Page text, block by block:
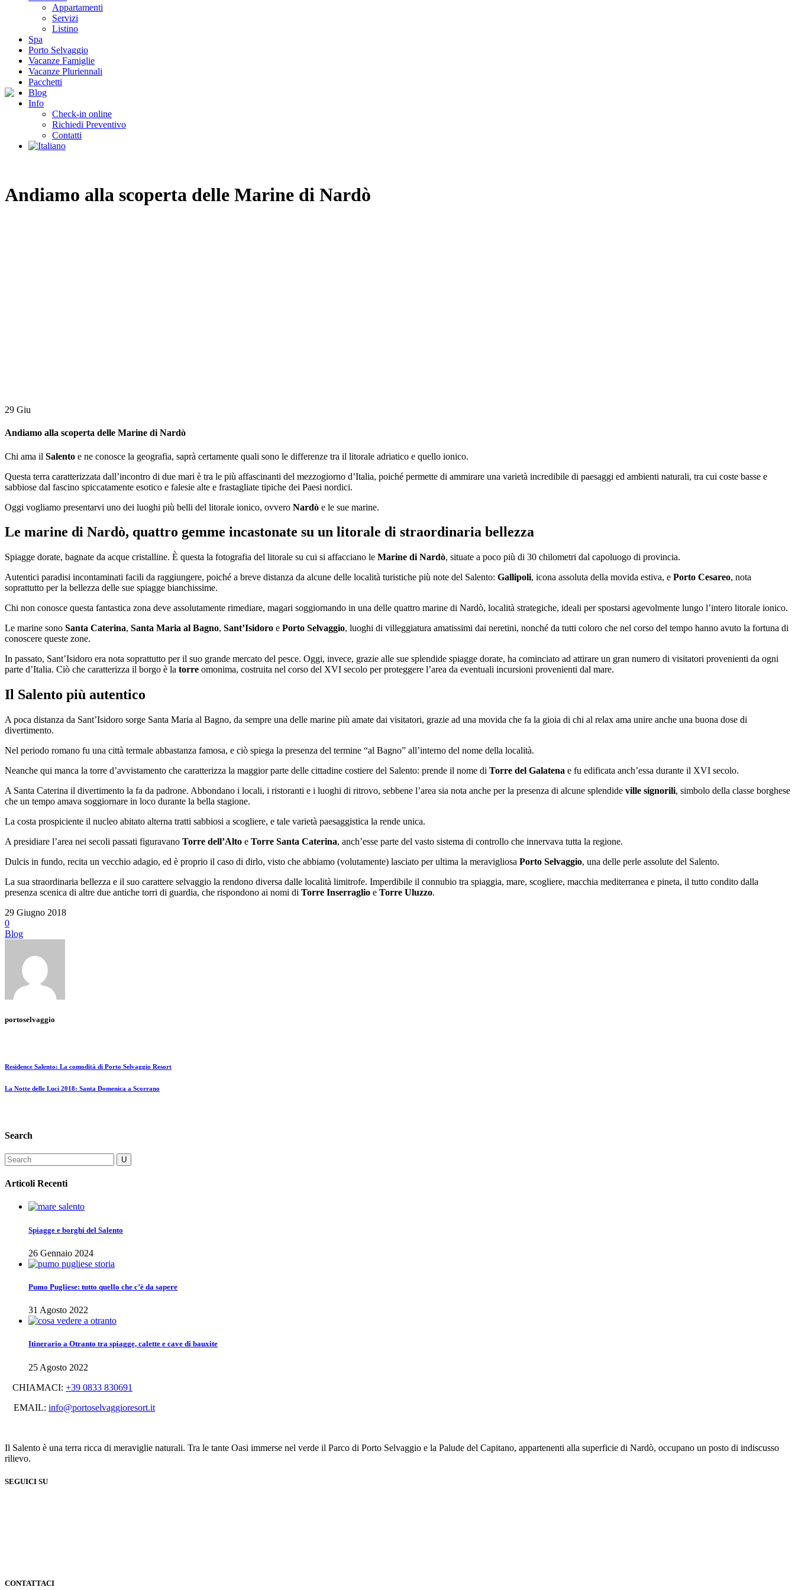
Appartamenti
Servizi
Listino
Spa
Porto Selvaggio
Vacanze Famiglie
Vacanze Pluriennali
Pacchetti
Blog
Info
Check-in online
Richiedi Preventivo
Contatti
Andiamo alla scoperta delle Marine di Nardò
29 Giu
Andiamo alla scoperta delle Marine di Nardò
Chi ama il Salento e ne conosce la geografia, saprà certamente quali sono le differenze tra il litorale adriatico e quello ionico.
Questa terra caratterizzata dall’incontro di due mari è tra le più affascinanti del mezzogiorno d’Italia, poiché permette di ammirare una varietà incredibile di paesaggi ed ambienti naturali, tra cui coste basse e
sabbiose dal fascino spiccatamente esotico e falesie alte e frastagliate tipiche dei Paesi nordici.
Oggi vogliamo presentarvi uno dei luoghi più belli del litorale ionico, ovvero Nardò e le sue marine.
Le marine di Nardò, quattro gemme incastonate su un litorale di straordinaria bellezza
Spiagge dorate, bagnate da acque cristalline. È questa la fotografia del litorale su cui si affacciano le Marine di Nardò, situate a poco più di 30 chilometri dal capoluogo di provincia.
Autentici paradisi incontaminati facili da raggiungere, poiché a breve distanza da alcune delle località turistiche più note del Salento: Gallipoli, icona assoluta della movida estiva, e Porto Cesareo, nota
soprattutto per la bellezza delle sue spiagge bianchissime.
Chi non conosce questa fantastica zona deve assolutamente rimediare, magari soggiornando in una delle quattro marine di Nardò, località strategiche, ideali per spostarsi agevolmente lungo l’intero litorale ionico.
Le marine sono Santa Caterina, Santa Maria al Bagno, Sant’Isidoro e Porto Selvaggio, luoghi di villeggiatura amatissimi dai neretini, nonché da tutti coloro che nel corso del tempo hanno avuto la fortuna di
conoscere queste zone.
In passato, Sant’Isidoro era nota soprattutto per il suo grande mercato del pesce. Oggi, invece, grazie alle sue splendide spiagge dorate, ha cominciato ad attirare un gran numero di visitatori provenienti da ogni
parte d’Italia. Ciò che caratterizza il borgo è la torre omonima, costruita nel corso del XVI secolo per proteggere l’area da eventuali incursioni provenienti dal mare.
Il Salento più autentico
A poca distanza da Sant’Isidoro sorge Santa Maria al Bagno, da sempre una delle marine più amate dai visitatori, grazie ad una movida che fa la gioia di chi al relax ama unire anche una buona dose di
divertimento.
Nel periodo romano fu una città termale abbastanza famosa, e ciò spiega la presenza del termine “al Bagno” all’interno del nome della località.
Neanche qui manca la torre d’avvistamento che caratterizza la maggior parte delle cittadine costiere del Salento: prende il nome di Torre del Galatena e fu edificata anch’essa durante il XVI secolo.
A Santa Caterina il divertimento la fa da padrone. Abbondano i locali, i ristoranti e i luoghi di ritrovo, sebbene l’area sia nota anche per la presenza di alcune splendide ville signorili, simbolo della classe borghese
che un tempo amava soggiornare in loco durante la bella stagione.
La costa prospiciente il nucleo abitato alterna tratti sabbiosi a scogliere, e tale varietà paesaggistica la rende unica.
A presidiare l’area nei secoli passati figuravano Torre dell’Alto e Torre Santa Caterina, anch’esse parte del vasto sistema di controllo che innervava tutta la regione.
Dulcis in fundo, recita un vecchio adagio, ed è proprio il caso di dirlo, visto che abbiamo (volutamente) lasciato per ultima la meravigliosa Porto Selvaggio, una delle perle assolute del Salento.
La sua straordinaria bellezza e il suo carattere selvaggio la rendono diversa dalle località limitrofe. Imperdibile il connubio tra spiaggia, mare, scogliere, macchia mediterranea e pineta, il tutto condito dalla
presenza scenica di altre due antiche torri di guardia, che rispondono ai nomi di Torre Inserraglio e Torre Uluzzo.
29 Giugno 2018
0
Blog
portoselvaggio
Residence Salento: La comodità di Porto Selvaggio Resort
La Notte delle Luci 2018: Santa Domenica a Scorrano
Search
Articoli Recenti
Spiagge e borghi del Salento
26 Gennaio 2024
Pumo Pugliese: tutto quello che c’è da sapere
31 Agosto 2022
Itinerario a Otranto tra spiagge, calette e cave di bauxite
25 Agosto 2022
CHIAMACI: +39 0833 830691
EMAIL: info@portoselvaggioresort.it
Il Salento è una terra ricca di meraviglie naturali. Tra le tante Oasi immerse nel verde il Parco di Porto Selvaggio e la Palude del Capitano, appartenenti alla superficie di Nardò, occupano un posto di indiscusso
rilievo.
SEGUICI SU
CONTATTACI